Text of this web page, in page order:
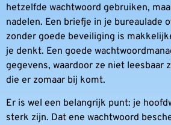
hetzelfde wachtwoord gebruiken,
nadelen. Een briefje in je bureaulade
zonder goede beveiliging is
je denkt. Een goede
gegevens, waardoor ze niet leesbaar
die er zomaar bij komt.
Er is wel een belangrijk punt: je
sterk zijn. Dat ene wachtwoord